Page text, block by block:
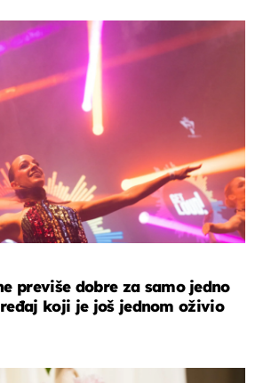
previše dobre za samo jedno
koji je još jednom oživio